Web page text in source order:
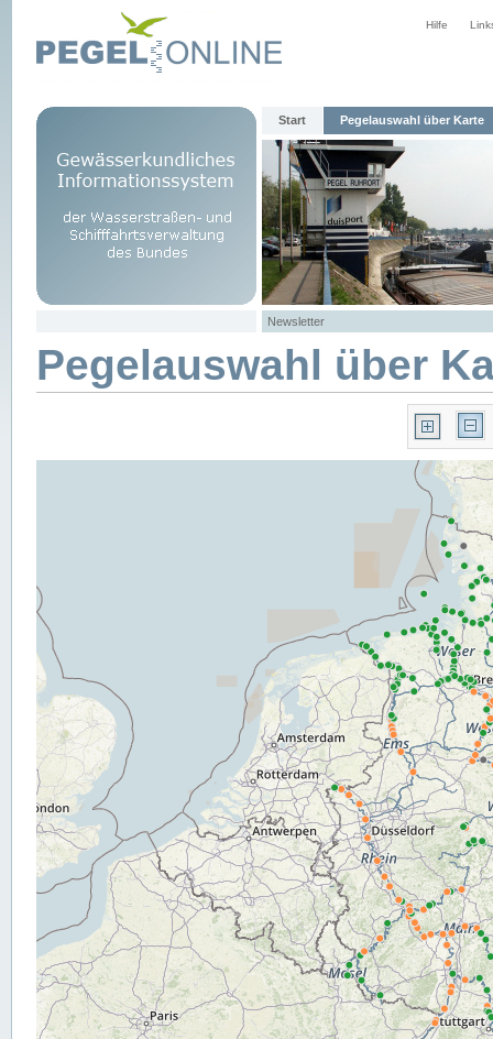
Hilfe
Start Pegelauswahl über Karte
Newsletter
Pegelauswahl über